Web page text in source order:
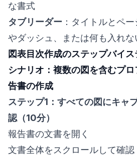
な書式
タブリーダー ：タイトルとペ
やダッシュ、または何も入れな
図表目次作成のステップバイ
シナリオ：複数の図を含むプ
告書の作成
ステップ1：すべての図にキャ
認（10分）
報告書の文書を開く
文書全体をスクロールして確認